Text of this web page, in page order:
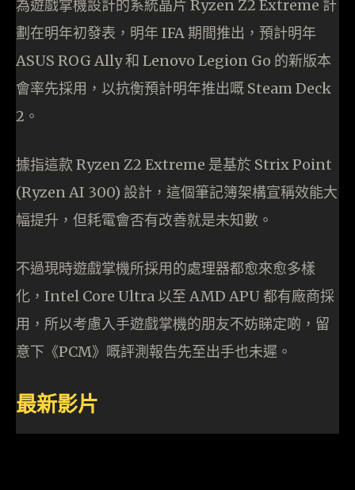
為遊戲掌機設計的系統晶片 Ryzen Z2 Extreme 計
劃在明年初發表，明年 IFA 期間推出，預計明年
ASUS ROG Ally 和 Lenovo Legion Go 的新版本
會率先採用，以抗衡預計明年推出嘅 Steam Deck
2。
據指這款 Ryzen Z2 Extreme 是基於 Strix Point
(Ryzen AI 300) 設計，這個筆記簿架構宣稱效能大
幅提升，但耗電會否有改善就是未知數。
不過現時遊戲掌機所採用的處理器都愈來愈多樣
化，Intel Core Ultra 以至 AMD APU 都有廠商採
用，所以考慮入手遊戲掌機的朋友不妨睇定啲，留
意下《PCM》嘅評測報告先至出手也未遲。
最新影片